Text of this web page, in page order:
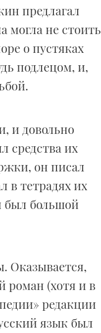
предлагал
могла не стоить
о пустяках
подлецом, и,
и довольно
средства их
он писал
в тетрадях их
был большой
Оказывается,
роман (хотя и в
редакции
язык был